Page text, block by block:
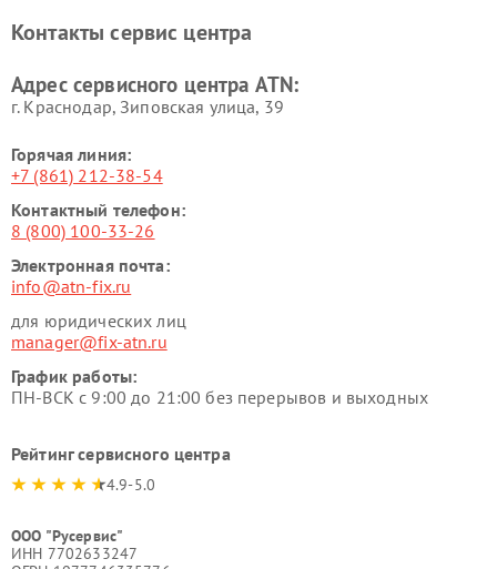
Контакты сервис центра
Адрес сервисного центра ATN:
г. Краснодар, Зиповская улица, 39
Горячая линия:
+7 (861) 212-38-54
Контактный телефон:
8 (800) 100-33-26
Электронная почта:
info@atn-fix.ru
для юридических лиц
manager@fix-atn.ru
График работы:
ПН-ВСК с 9:00 до 21:00 без перерывов и выходных
Рейтинг сервисного центра
4.9-5.0
ООО "Русервис"
ИНН 7702633247